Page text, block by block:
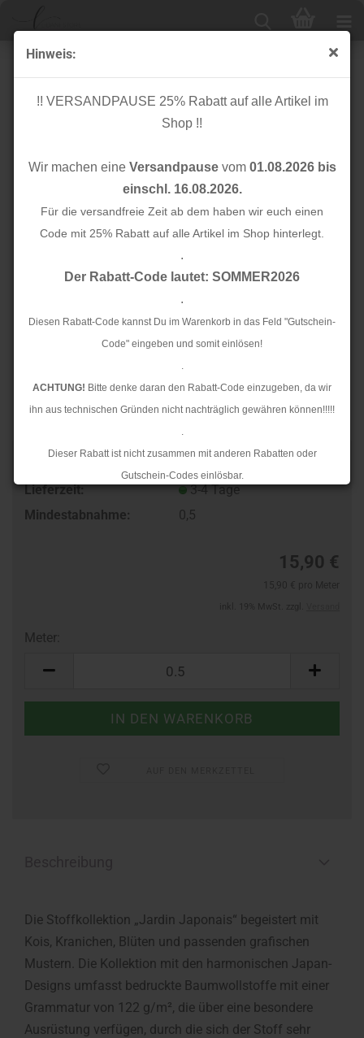
Hinweis:
!! VERSANDPAUSE 25% Rabatt auf alle Artikel im
Shop !!
Wir machen eine Versandpausevom 01.08.2026 bis
einschl. 16.08.2026.
Für die versandfreie Zeit ab dem haben wir euch einen
Code mit 25% Rabatt auf alle Artikel im Shop hinterlegt.
.
Der Rabatt-Code lautet: SOMMER2026
.
Diesen Rabatt-Code kannst Du im Warenkorb in das Feld "Gutschein-
Code" eingeben und somit einlösen!
.
ACHTUNG! Bitte denke daran den Rabatt-Code einzugeben, da wir
ihn aus technischen Gründen nicht nachträglich gewähren können!!!!!
.
Dieser Rabatt ist nicht zusammen mit anderen Rabatten oder
Gutschein-Codes einlösbar.
.
Ab dem 17.08.2026 versenden wir wieder wie gewohnt. Aufgrund des
Baumwolle - Striche - creme grün - Jardin Japonais -
Rico Design
Lieferzeit:
3-4 Tage
Mindestabnahme:
0,5
15,90 €
Meter:
Die Stoffkollektion „Jardin Japonais“ begeistert mit
Kois, Kranichen, Blüten und passenden grafischen
Mustern. Die Kollektion mit den harmonischen Japan-
Designs umfasst bedruckte Baumwollstoffe mit einer
Grammatur von 122 g/m², die über eine besondere
Ausrüstung verfügen, durch die sich der Stoff sehr